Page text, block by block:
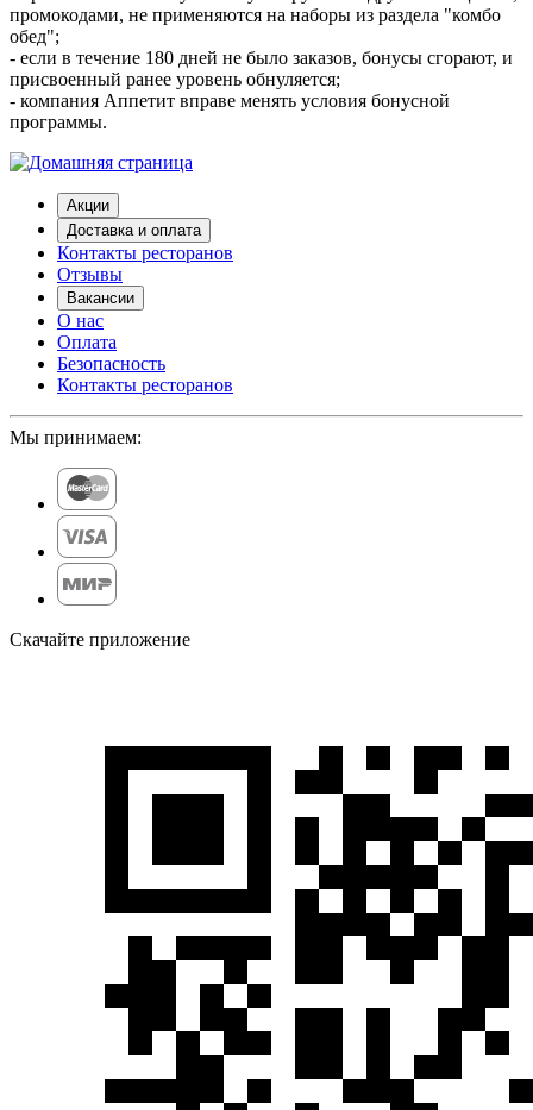
промокодами, не применяются на наборы из раздела "комбо
обед";
- если в течение 180 дней не было заказов, бонусы сгорают, и
присвоенный ранее уровень обнуляется;
- компания Аппетит вправе менять условия бонусной
программы.
Акции
Доставка и оплата
Контакты ресторанов
Отзывы
Вакансии
О нас
Оплата
Безопасность
Контакты ресторанов
Мы принимаем:
Скачайте приложение